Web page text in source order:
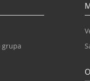
grupa